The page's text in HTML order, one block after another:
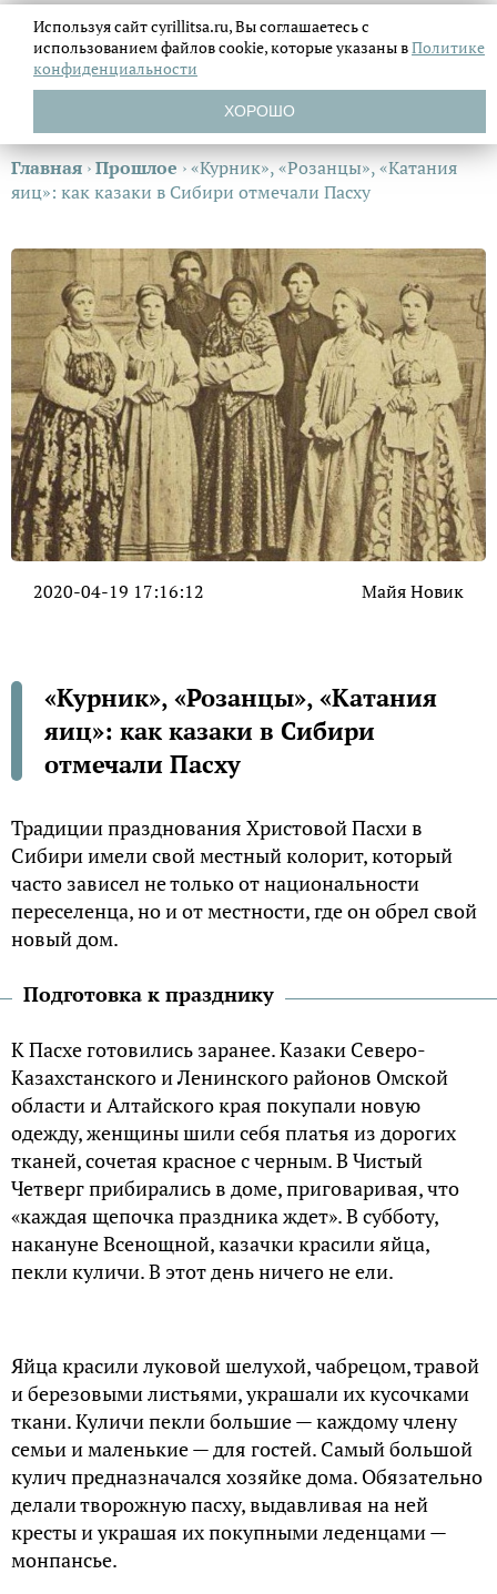
Главная ›Прошлое ›«Курник», «Розанцы», «Катания
яиц»: как казаки в Сибири отмечали Пасху
2020-04-19 17:16:12 Майя Новик
«Курник», «Розанцы», «Катания
яиц»: как казаки в Сибири
отмечали Пасху
Традиции празднования Христовой Пасхи в
Сибири имели свой местный колорит, который
часто зависел не только от национальности
переселенца, но и от местности, где он обрел свой
новый дом.
Подготовка к празднику
К Пасхе готовились заранее. Казаки Северо-
Казахстанского и Ленинского районов Омской
области и Алтайского края покупали новую
одежду, женщины шили себя платья из дорогих
тканей, сочетая красное с черным. В Чистый
Четверг прибирались в доме, приговаривая, что
«каждая щепочка праздника ждет». В субботу,
накануне Всенощной, казачки красили яйца,
пекли куличи. В этот день ничего не ели.
Яйца красили луковой шелухой, чабрецом, травой
и березовыми листьями, украшали их кусочками
ткани. Куличи пекли большие — каждому члену
семьи и маленькие — для гостей. Самый большой
кулич предназначался хозяйке дома. Обязательно
делали творожную пасху, выдавливая на ней
кресты и украшая их покупными леденцами —
монпансье.
Используя сайт cyrillitsa.ru, Вы соглашаетесь с
использованием файловcookie, которые указаны вПолитике
конфиденциальности
ХОРОШО